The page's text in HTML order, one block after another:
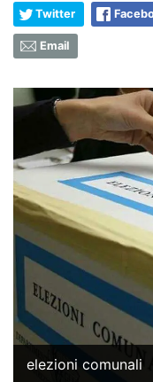
Twitter
Email
elezioni comunali